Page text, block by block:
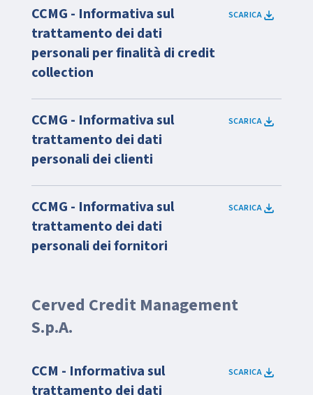
CCMG - Informativa sul
trattamento dei dati
personali per finalità di credit
collection
SCARICA
CCMG - Informativa sul
trattamento dei dati
personali dei clienti
SCARICA
CCMG - Informativa sul
trattamento dei dati
personali dei fornitori
SCARICA
Cerved Credit Management
S.p.A.
CCM - Informativa sul
trattamento dei dati
SCARICA